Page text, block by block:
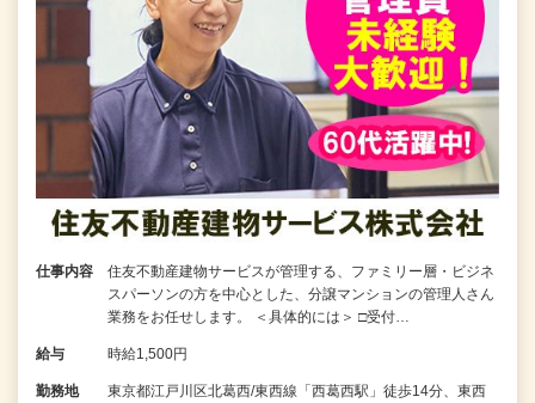
仕事内容
住友不動産建物サービスが管理する、ファミリー層・ビジネ
スパーソンの方を中心とした、分譲マンションの管理人さん
業務をお任せします。 ＜具体的には＞ □受付…
給与 時給1,500円
勤務地
東京都江戸川区北葛西/東西線「西葛西駅」徒歩14分、東西